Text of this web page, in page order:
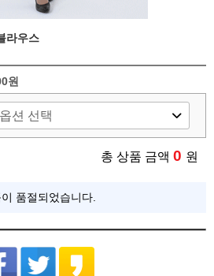
라우스
원
총 상품 금액 0 원
품절되었습니다.